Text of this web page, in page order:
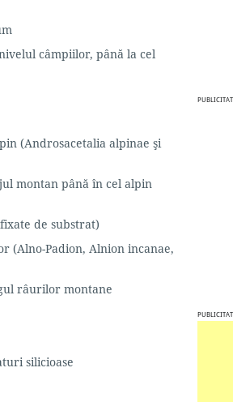
câmpiilor, până la cel
(Androsacetalia alpinae şi
montan până în cel alpin
de substrat)
(Alno-Padion, Alnion incanae,
râurilor montane
silicioase